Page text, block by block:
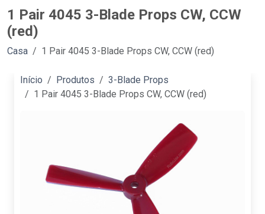
1 Pair 4045 3-Blade Props CW, CCW
(red)
Casa 1 Pair 4045 3-Blade Props CW, CCW (red)
Início Produtos
3-Blade Props
1 Pair 4045 3-Blade Props CW, CCW (red)